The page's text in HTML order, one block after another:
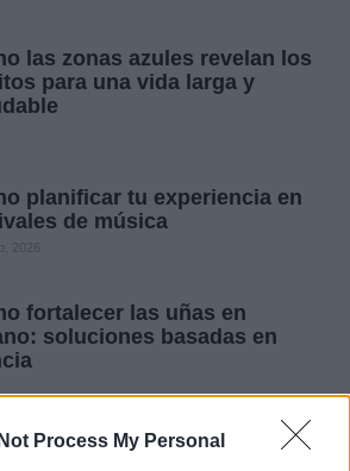
Process My Personal
las zonas azules revelan los
para una vida larga y
planificar tu experiencia en
de música
fortalecer las uñas en
soluciones basadas en
y cafeína: guía para